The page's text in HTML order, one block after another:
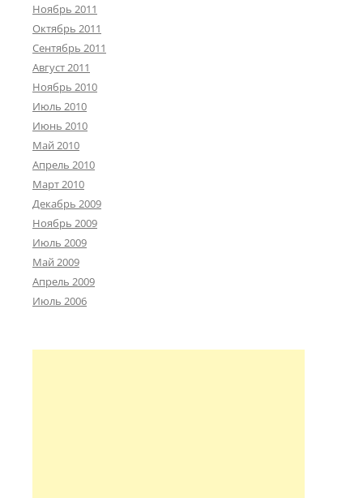
Ноябрь 2011
Октябрь 2011
Сентябрь 2011
Август 2011
Ноябрь 2010
Июль 2010
Июнь 2010
Май 2010
Апрель 2010
Март 2010
Декабрь 2009
Ноябрь 2009
Июль 2009
Май 2009
Апрель 2009
Июль 2006